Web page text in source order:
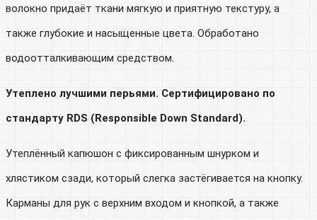
волокно придаёт ткани мягкую и приятную текстуру, а
также глубокие и насыщенные цвета. Обработано
водоотталкивающим средством.
Утеплено лучшими перьями. Сертифицировано по
стандарту RDS (Responsible Down Standard).
Утеплённый капюшон с фиксированным шнурком и
хлястиком сзади, который слегка застёгивается на кнопку.
Карманы для рук с верхним входом и кнопкой, а также